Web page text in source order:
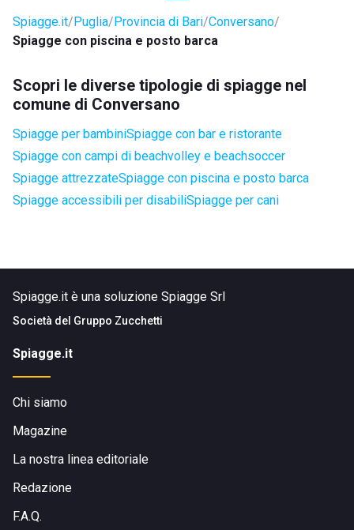
Spiagge.it Puglia Provincia di Bari Conversano
Spiagge con piscina e posto barca
Scopri le diverse tipologie di spiagge nel
comune di Conversano
Spiagge per bambiniSpiagge con bar e ristorante
Spiagge con campi di beachvolley e beachsoccer
Spiagge attrezzateSpiagge con piscina e posto barca
Spiagge accessibili per disabiliSpiagge per cani
Spiagge.it è una soluzione Spiagge Srl
Società del Gruppo Zucchetti
Spiagge.it
Chi siamo
Magazine
La nostra linea editoriale
Redazione
F.A.Q.